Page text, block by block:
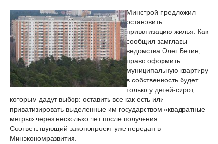
Минстрой предложил
остановить
приватизацию жилья. Как
сообщил замглавы
ведомства Олег Бетин,
право оформить
муниципальную квартиру
в собственность будет
только у детей-сирот,
которым дадут выбор: оставить все как есть или
приватизировать выделенные им государством «квадратные
метры» через несколько лет после получения.
Соответствующий законопроект уже передан в
Минэкономразвития.